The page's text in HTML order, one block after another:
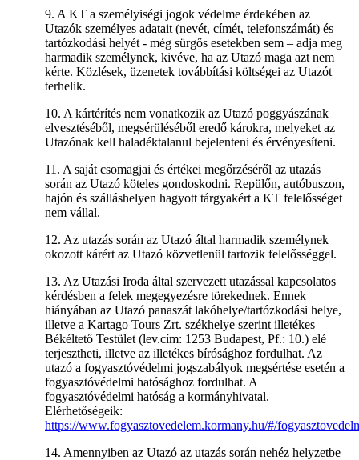
9. A KT a személyiségi jogok védelme érdekében az
Utazók személyes adatait (nevét, címét, telefonszámát) és
tartózkodási helyét - még sürgős esetekben sem – adja meg
harmadik személynek, kivéve, ha az Utazó maga azt nem
kérte. Közlések, üzenetek továbbítási költségei az Utazót
terhelik.
10. A kártérítés nem vonatkozik az Utazó poggyászának
elvesztéséből, megsérüléséből eredő károkra, melyeket az
Utazónak kell haladéktalanul bejelenteni és érvényesíteni.
11. A saját csomagjai és értékei megőrzéséről az utazás
során az Utazó köteles gondoskodni. Repülőn, autóbuszon,
hajón és szálláshelyen hagyott tárgyakért a KT felelősséget
nem vállal.
12. Az utazás során az Utazó által harmadik személynek
okozott kárért az Utazó közvetlenül tartozik felelősséggel.
13. Az Utazási Iroda által szervezett utazással kapcsolatos
kérdésben a felek megegyezésre törekednek. Ennek
hiányában az Utazó panaszát lakóhelye/tartózkodási helye,
illetve a Kartago Tours Zrt. székhelye szerint illetékes
Békéltető Testület (lev.cím: 1253 Budapest, Pf.: 10.) elé
terjesztheti, illetve az illetékes bírósághoz fordulhat. Az
utazó a fogyasztóvédelmi jogszabályok megsértése esetén a
fogyasztóvédelmi hatósághoz fordulhat. A
fogyasztóvédelmi hatóság a kormányhivatal.
Elérhetőségeik:
https://www.fogyasztovedelem.kormany.hu/#/
14. Amennyiben az Utazó az utazás során nehéz helyzetbe